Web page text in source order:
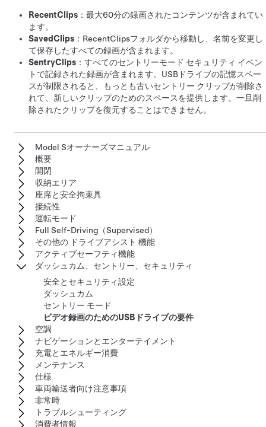
RecentClips ：最大60分の録画されたコンテンツが含まれてい
ます。
SavedClips ：RecentClipsフォルダから移動し、名前を変更し
て保存したすべての録画が含まれます。
SentryClips ：すべてのセントリーモード セキュリティ イベン
トで記録された録画が含まれます。USBドライブの記憶スペー
スが制限されると、もっとも古いセントリー クリップが削除さ
れて、新しいクリップのためのスペースを提供します。一旦削
除されたクリップを復元することはできません。
Model Sオーナーズマニュアル
概要
開閉
収納エリア
座席と安全拘束具
接続性
運転モード
Full Self-Driving（Supervised）
その他の ドライブアシスト 機能
アクティブセーフティ機能
ダッシュカム、セントリー、セキュリティ
安全とセキュリティ設定
ダッシュカム
セントリー モード
ビデオ録画のためのUSBドライブの要件
空調
ナビゲーションとエンターテイメント
充電とエネルギー消費
メンテナンス
仕様
車両輸送者向け注意事項
非常時
トラブルシューティング
消費者情報